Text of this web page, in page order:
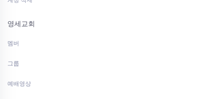
영세교회
멤버
그룹
예배영상